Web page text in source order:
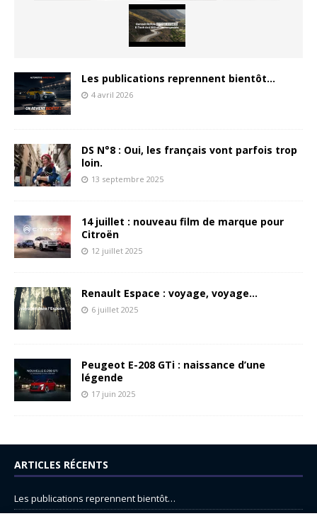
Les publications reprennent bientôt…
4 avril 2026
DS N°8 : Oui, les français vont parfois trop
loin.
13 septembre 2025
14 juillet : nouveau film de marque pour
Citroën
12 juillet 2025
Renault Espace : voyage, voyage…
6 juillet 2025
Peugeot E-208 GTi : naissance d’une
légende
17 juin 2025
ARTICLES RÉCENTS
Les publications reprennent bientôt…